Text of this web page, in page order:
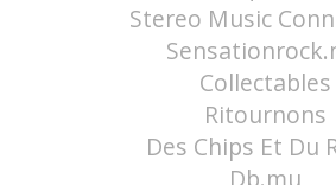
Stereo Music
Collectables
Ritournons
Des Chips Et Du
Db.mu